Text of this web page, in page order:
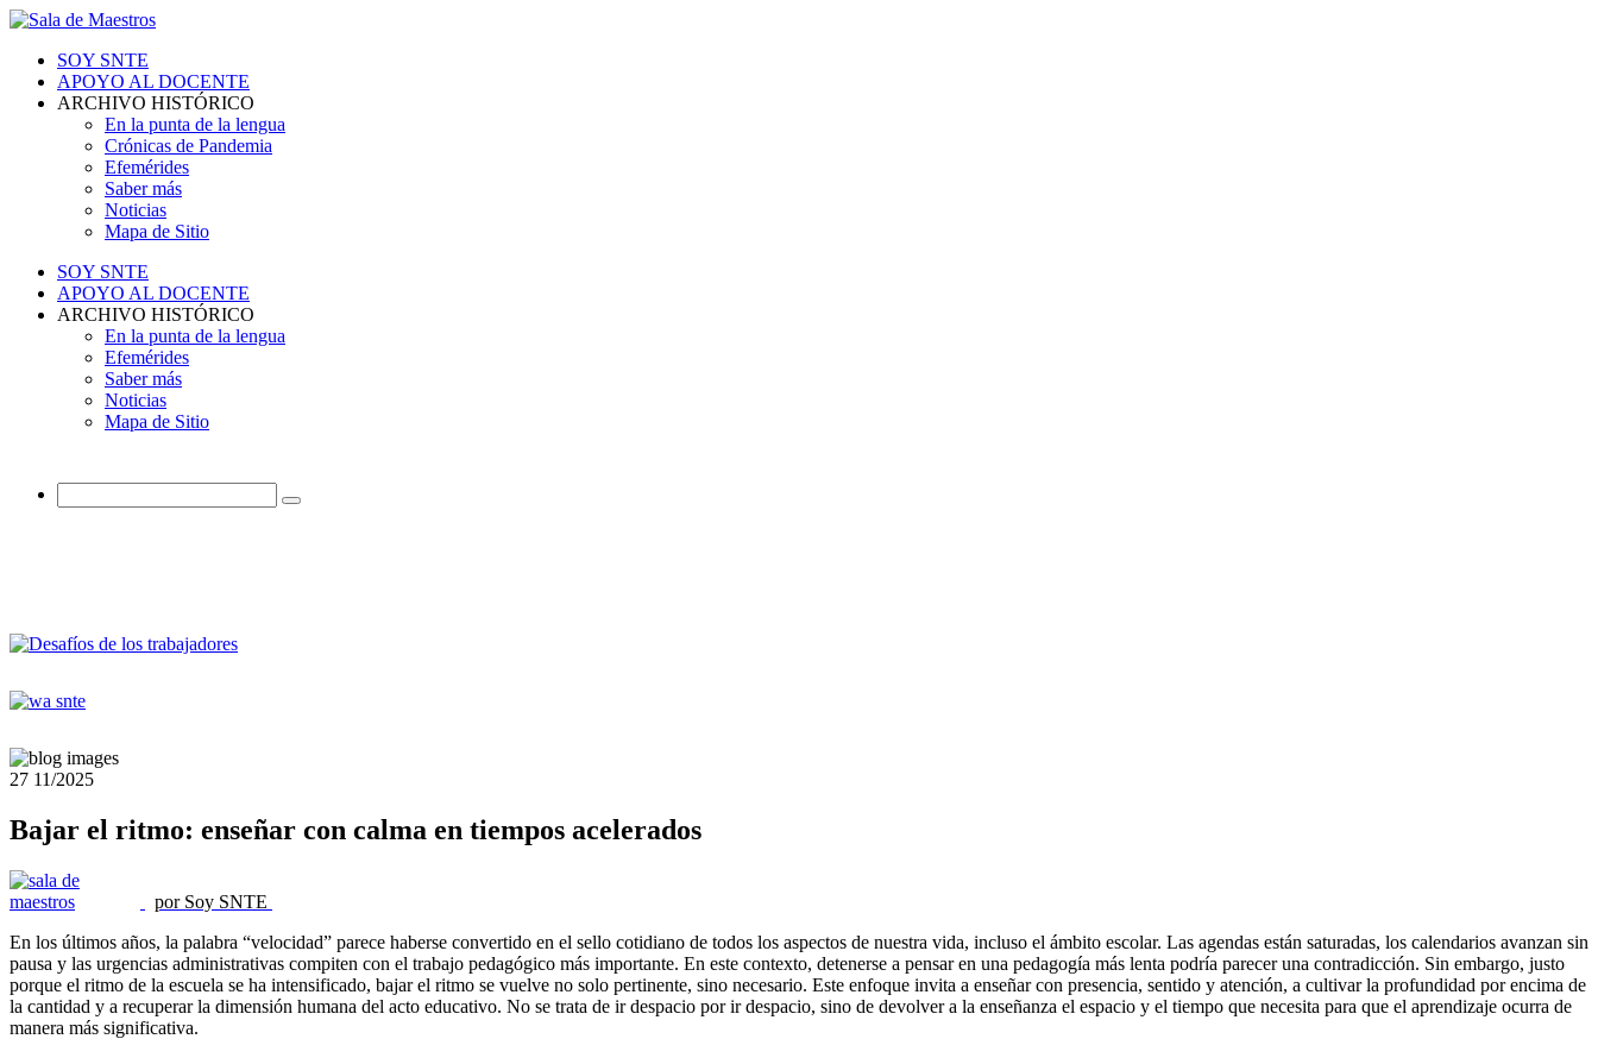
SOY SNTE
APOYO AL DOCENTE
ARCHIVO HISTÓRICO
En la punta de la lengua
Crónicas de Pandemia
Efemérides
Saber más
Noticias
Mapa de Sitio
SOY SNTE
APOYO AL DOCENTE
ARCHIVO HISTÓRICO
En la punta de la lengua
Efemérides
Saber más
Noticias
Mapa de Sitio
27 11/2025
Bajar el ritmo: enseñar con calma en tiempos acelerados
por Soy SNTE
En los últimos años, la palabra “velocidad” parece haberse convertido en el sello cotidiano de todos los aspectos de nuestra vida, incluso el ámbito escolar. Las agendas están saturadas, los calendarios avanzan sin
pausa y las urgencias administrativas compiten con el trabajo pedagógico más importante. En este contexto, detenerse a pensar en una pedagogía más lenta podría parecer una contradicción. Sin embargo, justo
porque el ritmo de la escuela se ha intensificado, bajar el ritmo se vuelve no solo pertinente, sino necesario. Este enfoque invita a enseñar con presencia, sentido y atención, a cultivar la profundidad por encima de
la cantidad y a recuperar la dimensión humana del acto educativo. No se trata de ir despacio por ir despacio, sino de devolver a la enseñanza el espacio y el tiempo que necesita para que el aprendizaje ocurra de
manera más significativa.